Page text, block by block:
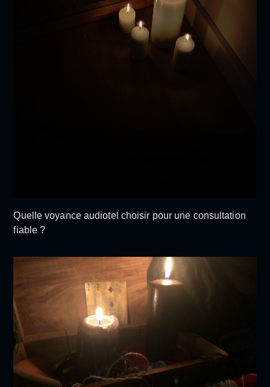
Quelle voyance audiotel choisir pour une consultation
fiable ?